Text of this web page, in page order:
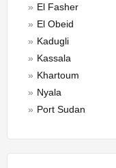
El Fasher
El Obeid
Kadugli
Kassala
Khartoum
Nyala
Port Sudan